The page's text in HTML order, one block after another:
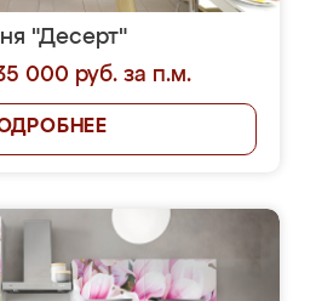
"Десерт"
000 руб. за п.м.